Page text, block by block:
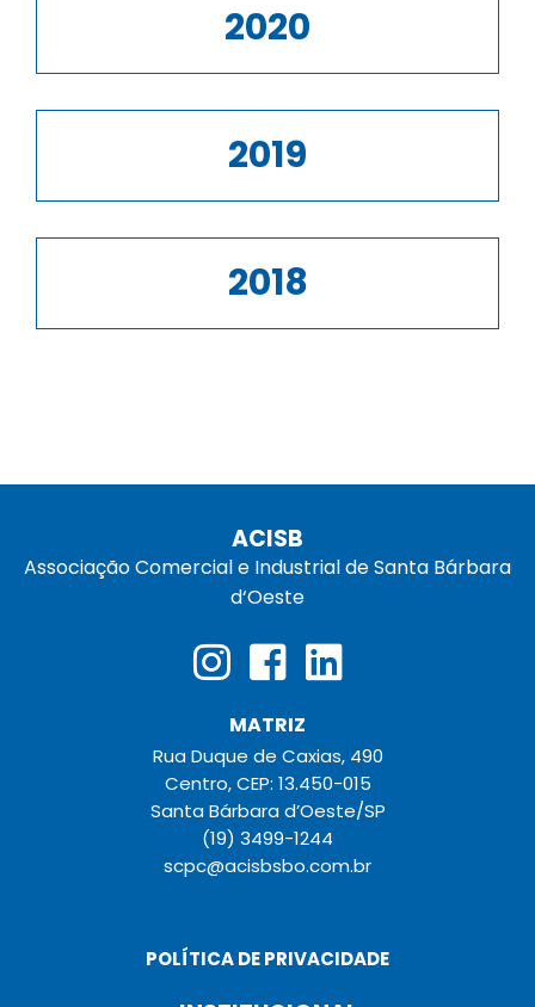
2020
2019
2018
ACISB
Associação Comercial e Industrial de Santa Bárbara
d‘Oeste
MATRIZ
Rua Duque de Caxias, 490
Centro, CEP: 13.450-015
Santa Bárbara d’Oeste/SP
(19) 3499-1244
scpc@acisbsbo.com.br
POLÍTICA DE PRIVACIDADE